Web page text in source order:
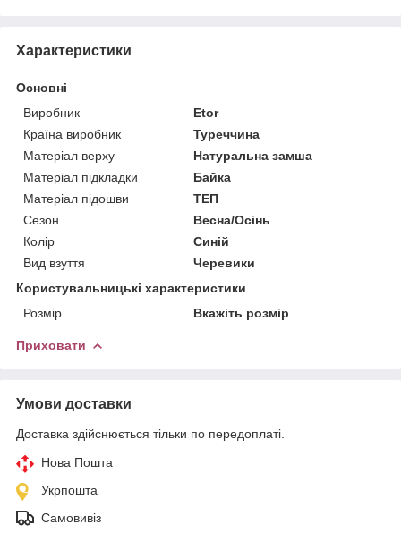
Характеристики
Основні
Виробник
Etor
Країна виробник
Туреччина
Матеріал верху
Натуральна замша
Матеріал підкладки
Байка
Матеріал підошви
ТЕП
Сезон
Весна/Осінь
Колір
Синій
Вид взуття
Черевики
Користувальницькі характеристики
Розмір
Вкажіть розмір
Приховати
Умови доставки
Доставка здійснюється тільки по передоплаті.
Нова Пошта
Укрпошта
Самовивіз